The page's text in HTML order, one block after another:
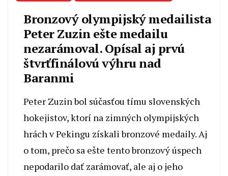
Bronzový olympijský medailista
Peter Zuzin ešte medailu
nezarámoval. Opísal aj prvú
štvrťfinálovú výhru nad
Baranmi
Peter Zuzin bol súčasťou tímu slovenských
hokejistov, ktorí na zimných olympijských
hrách v Pekingu získali bronzové medaily. Aj
o tom, prečo sa ešte tento bronzový úspech
nepodarilo dať zarámovať, ale aj o jeho